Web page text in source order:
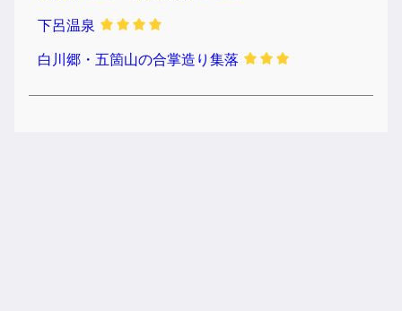
下呂温泉
白川郷・五箇山の合掌造り集落